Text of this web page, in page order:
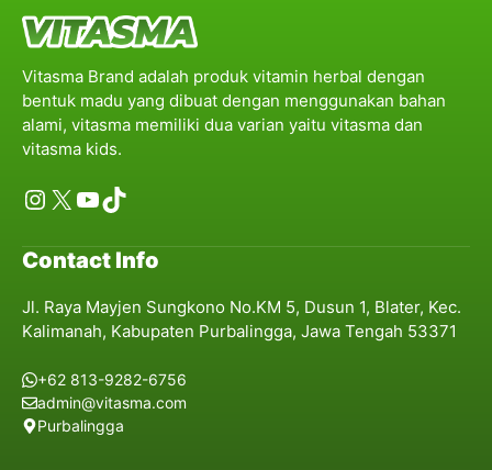
Vitasma Brand adalah produk vitamin herbal dengan
bentuk madu yang dibuat dengan menggunakan bahan
alami, vitasma memiliki dua varian yaitu vitasma dan
vitasma kids.
Instagram
X YouTube
TikTok
Contact Info
Jl. Raya Mayjen Sungkono No.KM 5, Dusun 1, Blater, Kec.
Kalimanah, Kabupaten Purbalingga, Jawa Tengah 53371
+62 813-9282-6756
admin@vitasma.com
Purbalingga